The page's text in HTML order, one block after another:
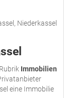
Niederkassel
Immobilien
eine Immobilie